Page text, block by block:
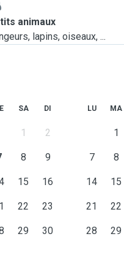
animaux
lapins, oiseaux, ...
SA DI
1 2
8 9
15 16
22 23
29 30
LU MA
1
7 8
14 15
21 22
28 29